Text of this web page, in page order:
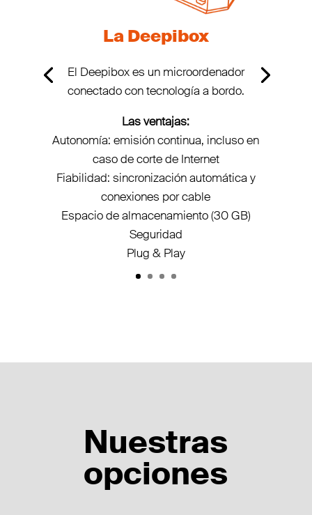
La Deepibox
El Deepibox es un microordenador
conectado con tecnología a bordo.
Las ventajas:
Autonomía: emisión continua, incluso en
caso de corte de Internet
Fiabilidad: sincronización automática y
conexiones por cable
Espacio de almacenamiento (30 GB)
Seguridad
Plug & Play
Nuestras
opciones